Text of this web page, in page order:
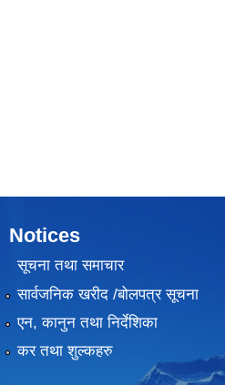
Notices
सूचना तथा समाचार
सार्वजनिक खरीद /बोलपत्र सूचना
एन, कानुन तथा निर्देशिका
कर तथा शुल्कहरु